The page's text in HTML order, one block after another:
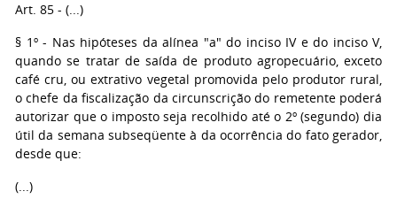
Art. 85 - (...)
§ 1º - Nas hipóteses da alínea "a" do inciso IV e do inciso V,
quando se tratar de saída de produto agropecuário, exceto
café cru, ou extrativo vegetal promovida pelo produtor rural,
o chefe da fiscalização da circunscrição do remetente poderá
autorizar que o imposto seja recolhido até o 2º (segundo) dia
útil da semana subseqüente à da ocorrência do fato gerador,
desde que:
(...)